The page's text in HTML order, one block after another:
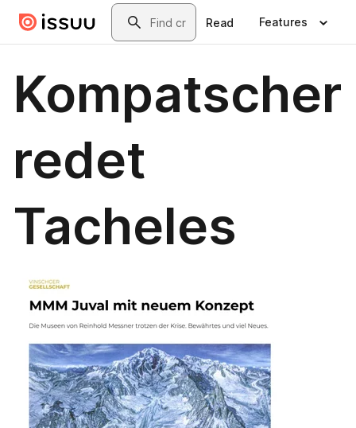
Skip to main contentSearch
Read Features
Kompatscher
redet
Tacheles